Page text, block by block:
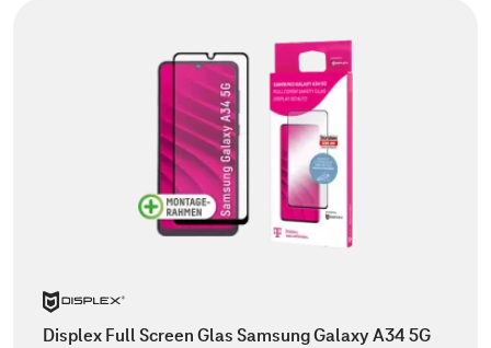
Displex Full Screen Glas Samsung Galaxy A34 5G